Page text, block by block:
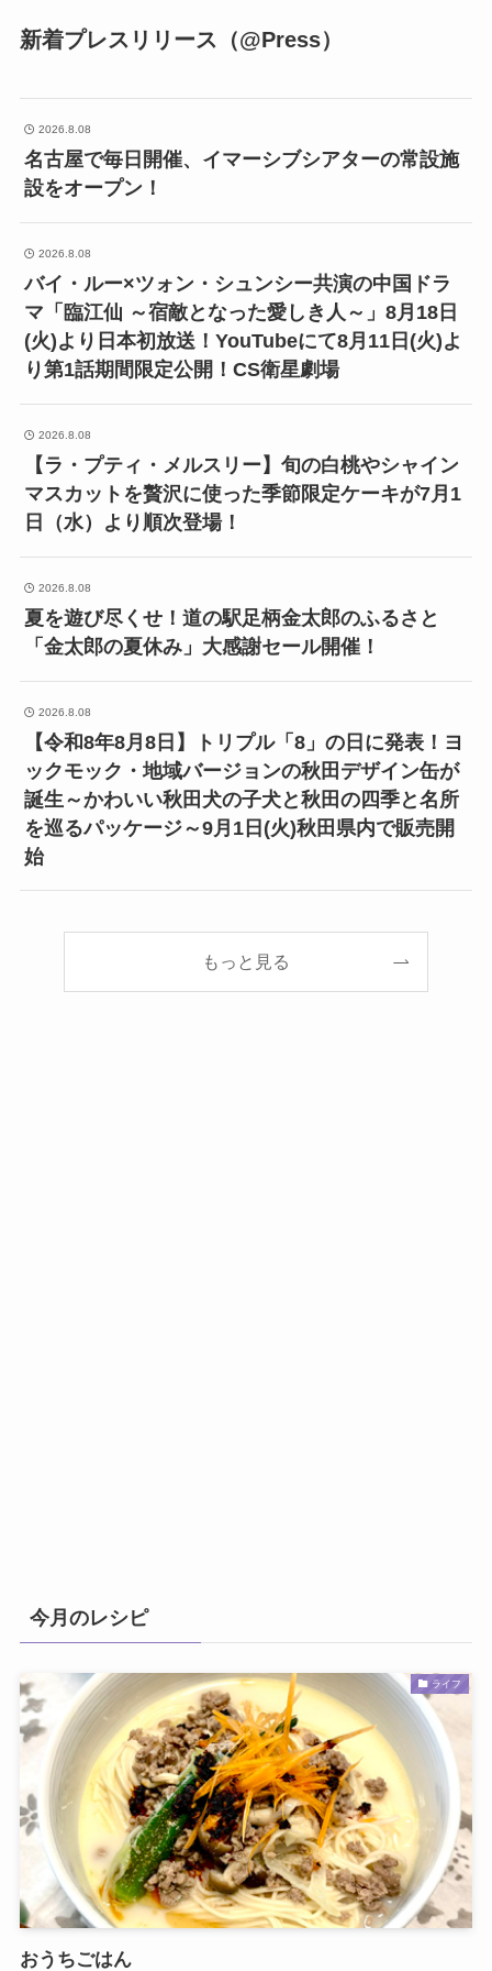
新着プレスリリース（@Press）
2026.8.08
名古屋で毎日開催、イマーシブシアターの常設施
設をオープン！
2026.8.08
バイ・ルー×ツォン・シュンシー共演の中国ドラ
マ「臨江仙 ～宿敵となった愛しき人～」8月18日
(火)より日本初放送！YouTubeにて8月11日(火)よ
り第1話期間限定公開！CS衛星劇場
2026.8.08
【ラ・プティ・メルスリー】旬の白桃やシャイン
マスカットを贅沢に使った季節限定ケーキが7月1
日（水）より順次登場！
2026.8.08
夏を遊び尽くせ！道の駅足柄金太郎のふるさと
「金太郎の夏休み」大感謝セール開催！
2026.8.08
【令和8年8月8日】トリプル「8」の日に発表！ヨ
ックモック・地域バージョンの秋田デザイン缶が
誕生～かわいい秋田犬の子犬と秋田の四季と名所
を巡るパッケージ～9月1日(火)秋田県内で販売開
始
もっと見る
今月のレシピ
ライフ
おうちごはん